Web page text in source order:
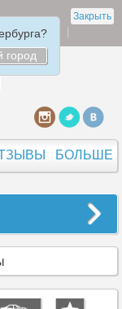
Закрыть
город
БОЛЬШЕ